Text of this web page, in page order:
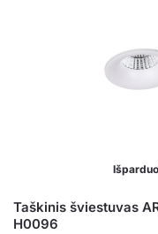
Taškinis šviestuvas
H0096